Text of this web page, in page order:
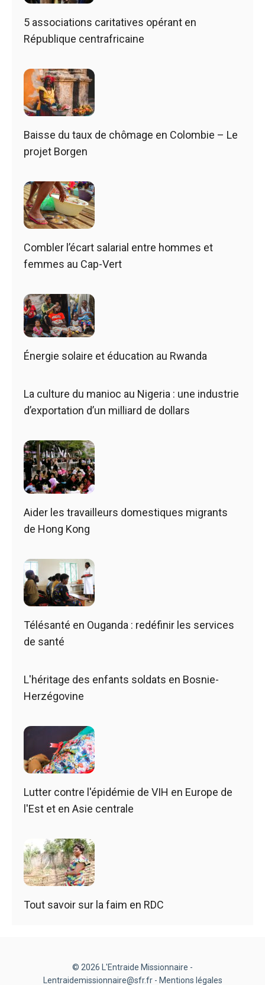
5 associations caritatives opérant en
République centrafricaine
Baisse du taux de chômage en Colombie – Le
projet Borgen
Combler l’écart salarial entre hommes et
femmes au Cap-Vert
Énergie solaire et éducation au Rwanda
La culture du manioc au Nigeria : une industrie
d’exportation d’un milliard de dollars
Aider les travailleurs domestiques migrants
de Hong Kong
Télésanté en Ouganda : redéfinir les services
de santé
L'héritage des enfants soldats en Bosnie-
Herzégovine
Lutter contre l'épidémie de VIH en Europe de
l'Est et en Asie centrale
Tout savoir sur la faim en RDC
© 2026 L'Entraide Missionnaire -
Lentraidemissionnaire@sfr.fr - Mentions légales